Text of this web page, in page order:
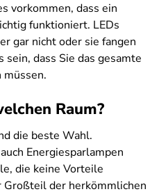
vorkommen, dass ein
funktioniert. LEDs
gar nicht oder sie fangen
sein, dass Sie das gesamte
müssen.
Raum?
die beste Wahl.
Energiesparlampen
die keine Vorteile
Großteil der herkömmlichen